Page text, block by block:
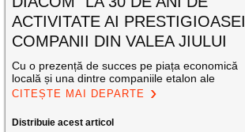
ACTIVITATE AI PRESTIGIOASEI
COMPANII DIN VALEA JIULUI
Cu o prezență de succes pe piața economică
locală și una dintre companiile etalon ale
CITEȘTE MAI DEPARTE
Distribuie acest articol